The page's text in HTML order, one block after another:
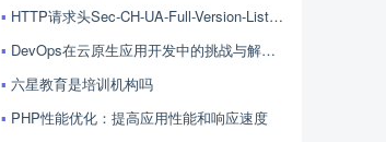
HTTP请求头Sec-CH-UA-Full-Version-List的用法
DevOps在云原生应用开发中的挑战与解决方案探讨
六星教育是培训机构吗
PHP性能优化：提高应用性能和响应速度